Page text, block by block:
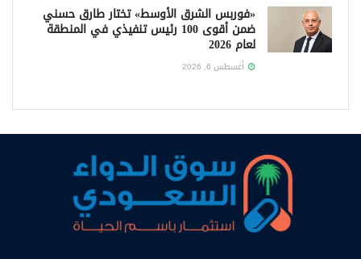
«فوربس الشرق الأوسط» تختار طارق حسني
ضمن أقوى 100 رئيس تنفيذي في المنطقة
لعام 2026
أغسطس 6, 2026